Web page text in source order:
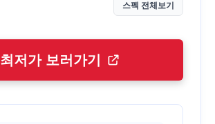
스펙 전체보기
최저가 보러가기